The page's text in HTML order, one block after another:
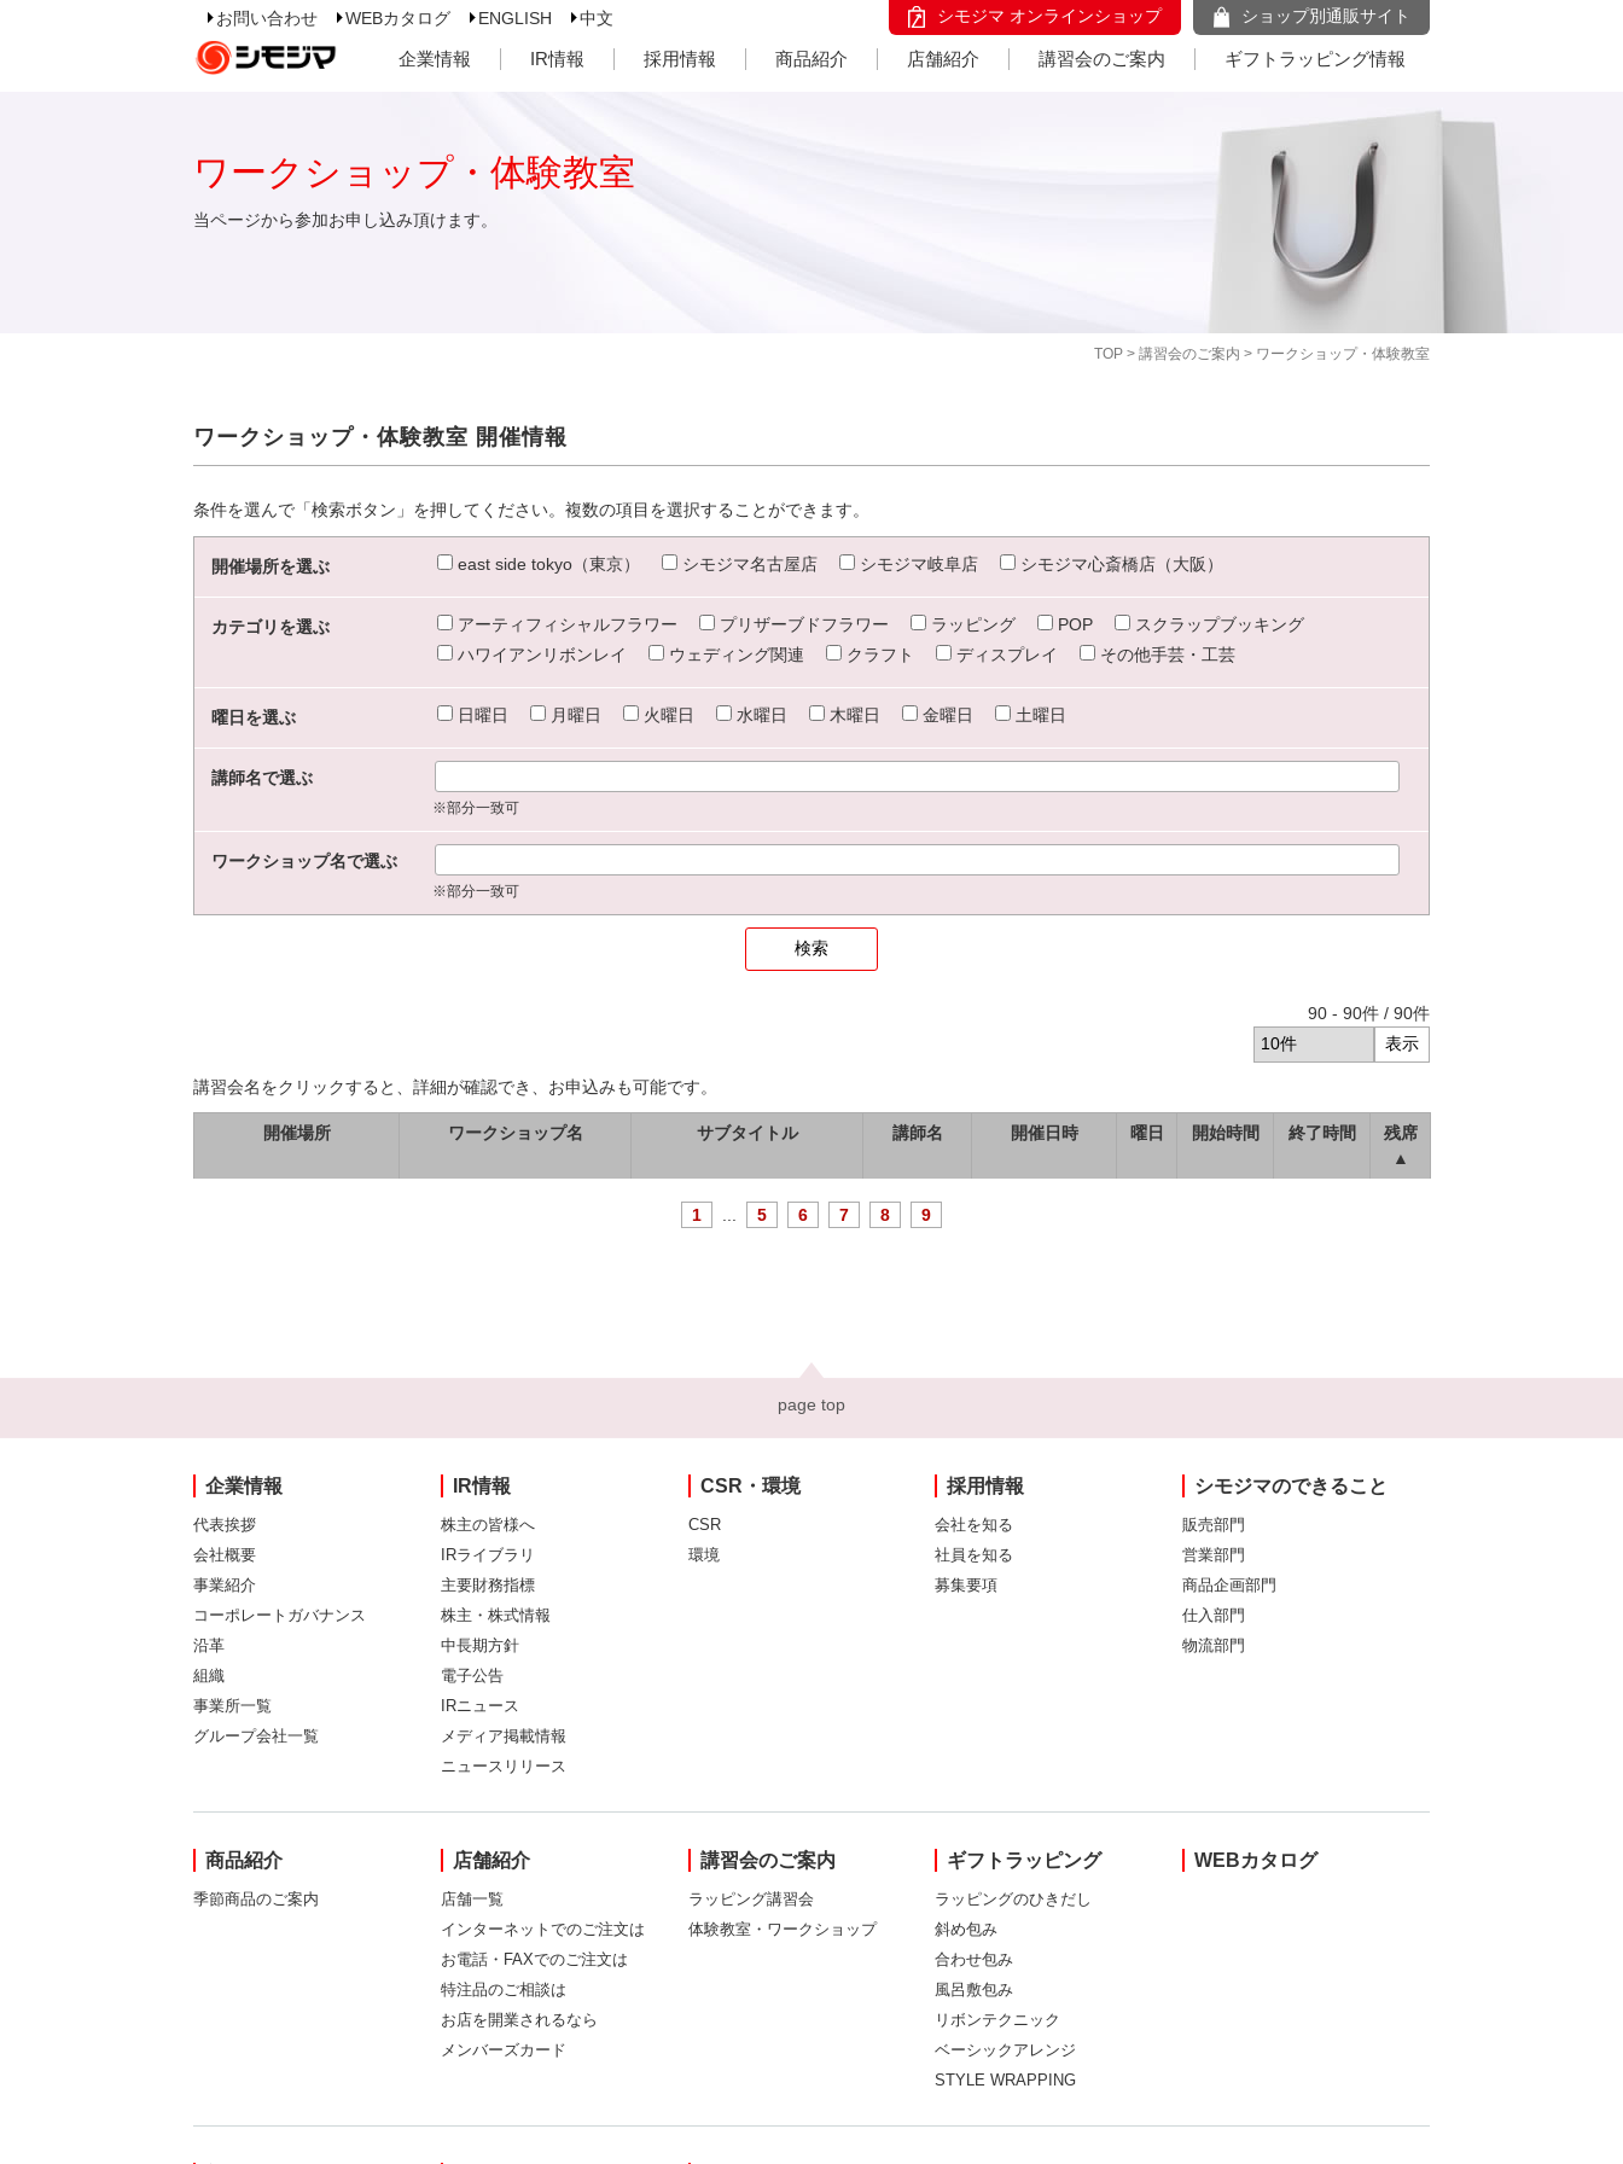
お問い合わせ WEBカタログ ENGLISH 中文 シモジマ オンラインショップ ショップ別通販サイト
企業情報 IR情報 採用情報 商品紹介 店舗紹介 講習会のご案内 ギフトラッピング情報
TOP > 講習会のご案内 > ワークショップ・体験教室
ワークショップ・体験教室
当ページから参加お申し込み頂けます。
ワークショップ・体験教室 開催情報
条件を選んで「検索ボタン」を押してください。複数の項目を選択することができます。
開催場所を選ぶ east side tokyo（東京） シモジマ名古屋店 シモジマ岐阜店 シモジマ心斎橋店（大阪）
カテゴリを選ぶ アーティフィシャルフラワー プリザーブドフラワー ラッピング POP
スクラップブッキング
ハワイアンリボンレイ
ウェディング関連 クラフト ディスプレイ その他手芸・工芸
曜日を選ぶ 日曜日 月曜日 火曜日 水曜日 木曜日 金曜日 土曜日
講師名で選ぶ
※部分一致可
ワークショップ名で選ぶ
※部分一致可
90 - 90件 / 90件
講習会名をクリックすると、詳細が確認でき、お申込みも可能です。
開催場所 ワークショップ名 サブタイトル 講師名 開催日時 曜日 開始時間 終了時間
残席
▲
1 5 6 7 8 9
page top
企業情報
代表挨拶
会社概要
事業紹介
コーポレートガバナンス
沿革
組織
事業所一覧
グループ会社一覧
IR情報
株主の皆様へ
IRライブラリ
主要財務指標
株主・株式情報
中長期方針
電子公告
IRニュース
メディア掲載情報
ニュースリリース
CSR・環境
CSR
環境
採用情報
会社を知る
社員を知る
募集要項
シモジマのできること
販売部門
営業部門
商品企画部門
仕入部門
物流部門
商品紹介
季節商品のご案内
店舗紹介
店舗一覧
インターネットでのご注文は
お電話・FAXでのご注文は
特注品のご相談は
お店を開業されるなら
メンバーズカード
講習会のご案内
ラッピング講習会
体験教室・ワークショップ
ギフトラッピング
ラッピングのひきだし
斜め包み
合わせ包み
風呂敷包み
リボンテクニック
ベーシックアレンジ
STYLE WRAPPING
WEBカタログ